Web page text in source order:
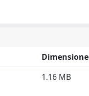
Dimensione
1.16 MB